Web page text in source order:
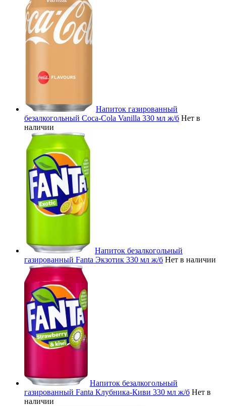
Напиток газированный
безалкогольный Coca-Cola Vanilla 330 мл ж/б Нет в
наличии
Напиток безалкогольный
газированный Fanta Экзотик 330 мл ж/б Нет в наличии
Напиток безалкогольный
газированный Fanta Клубника-Киви 330 мл ж/б Нет в
наличии